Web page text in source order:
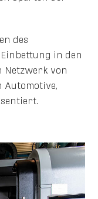
des
in den
Netzwerk von
Automotive,